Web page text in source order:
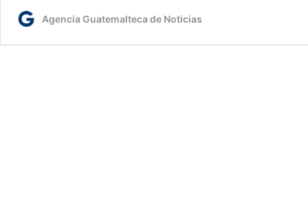
Agencia Guatemalteca de Noticias